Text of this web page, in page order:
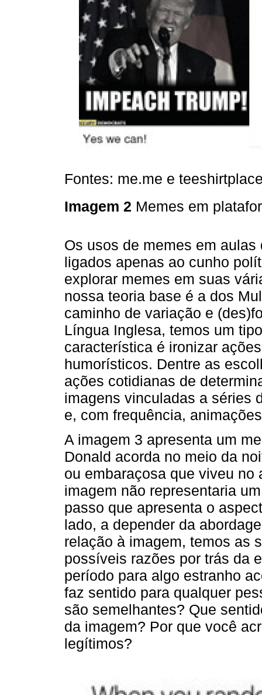
Fontes: me.me e
Imagem 2 Memes em
Os usos de memes em
ligados apenas ao cunho
explorar memes em suas
nossa teoria base é a dos
caminho de variação e
Língua Inglesa, temos um
característica é ironizar
humorísticos. Dentre as
ações cotidianas de
imagens vinculadas a séries
e, com frequência,
A imagem 3 apresenta um
Donald acorda no meio da
ou embaraçosa que viveu no
imagem não representaria
passo que apresenta o
lado, a depender da
relação à imagem, temos as
possíveis razões por trás da
período para algo estranho
faz sentido para qualquer
são semelhantes? Que
da imagem? Por que você
legítimos?